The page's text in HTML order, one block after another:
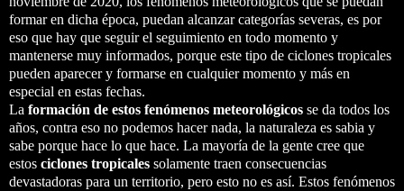
formar en dicha época, puedan alcanzar categorías severas, es por
eso que hay que seguir el seguimiento en todo momento y
mantenerse muy informados, porque este tipo de ciclones tropicales
pueden aparecer y formarse en cualquier momento y más en
especial en estas fechas.
La formación de estos fenómenos meteorológicos se da todos los
años, contra eso no podemos hacer nada, la naturaleza es sabia y
sabe porque hace lo que hace. La mayoría de la gente cree que
estos ciclones tropicales solamente traen consecuencias
devastadoras para un territorio, pero esto no es así. Estos fenómenos